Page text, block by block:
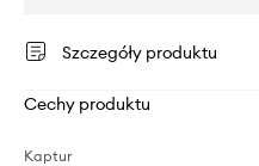
Szczegóły produktu
Cechy produktu
Kaptur